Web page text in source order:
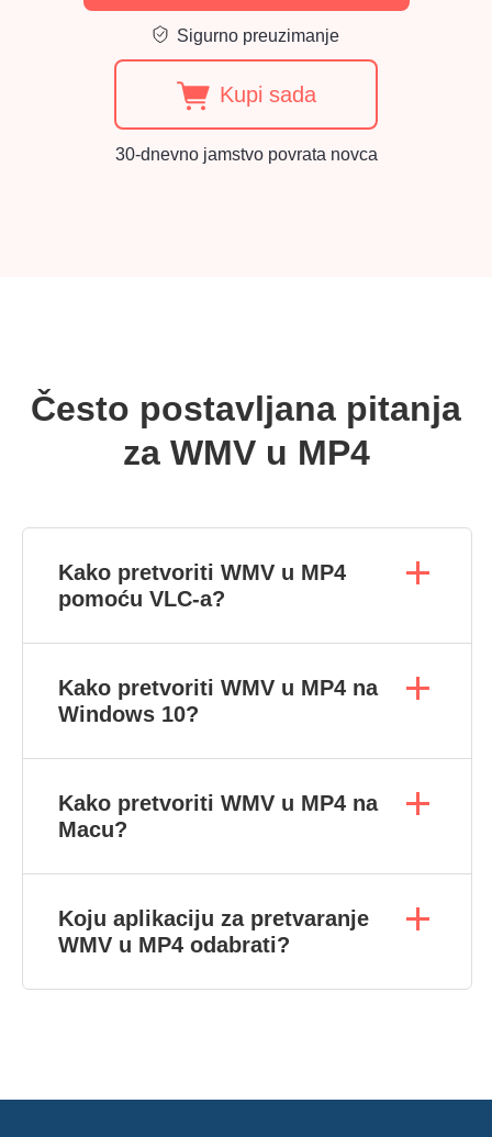
Sigurno preuzimanje
Kupi sada
30-dnevno jamstvo povrata novca
Često postavljana pitanja
za WMV u MP4
Kako pretvoriti WMV u MP4
pomoću VLC-a?
Kako pretvoriti WMV u MP4 na
Windows 10?
Kako pretvoriti WMV u MP4 na
Macu?
Koju aplikaciju za pretvaranje
WMV u MP4 odabrati?